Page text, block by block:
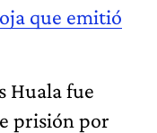
que emitió
Huala fue
prisión por